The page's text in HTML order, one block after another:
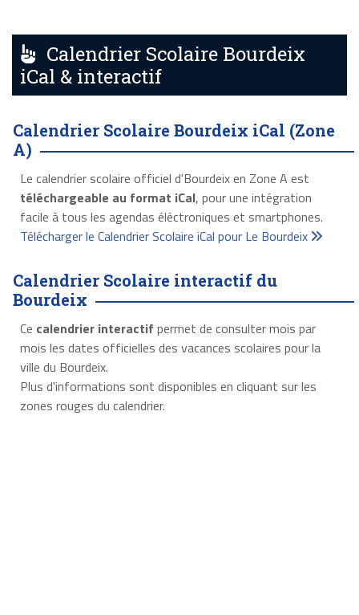
Calendrier Scolaire Bourdeix
iCal & interactif
Calendrier Scolaire Bourdeix iCal (Zone
A)
Le calendrier scolaire officiel d'Bourdeix en Zone A est
téléchargeable au format iCal, pour une intégration
facile à tous les agendas éléctroniques et smartphones.
Télécharger le Calendrier Scolaire iCal pour Le Bourdeix
Calendrier Scolaire interactif du
Bourdeix
Ce calendrier interactif permet de consulter mois par
mois les dates officielles des vacances scolaires pour la
ville du Bourdeix.
Plus d'informations sont disponibles en cliquant sur les
zones rouges du calendrier.